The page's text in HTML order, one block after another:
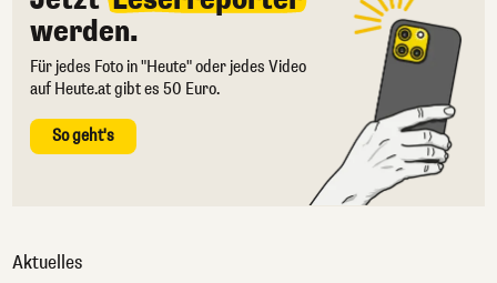
werden.
Für jedes Foto in "Heute" oder jedes Video
auf Heute.at gibt es 50 Euro.
So geht's
Aktuelles